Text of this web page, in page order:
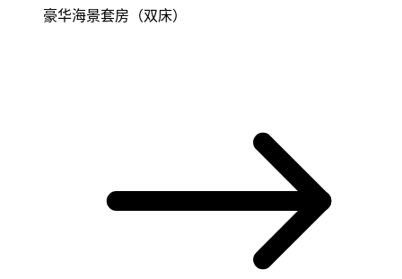
豪华海景套房（双床）